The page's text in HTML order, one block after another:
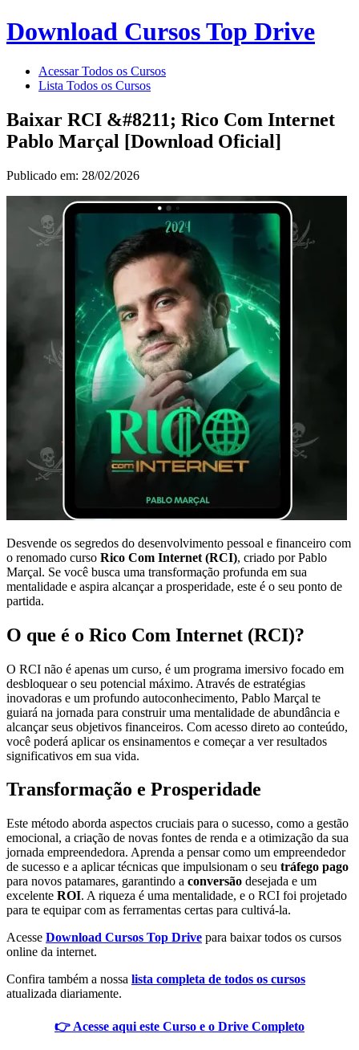
Download Cursos Top Drive
Acessar Todos os Cursos
Lista Todos os Cursos
Baixar RCI &#8211; Rico Com Internet
Pablo Marçal [Download Oficial]
Publicado em: 28/02/2026
Desvende os segredos do desenvolvimento pessoal e financeiro com
o renomado curso Rico Com Internet (RCI), criado por Pablo
Marçal. Se você busca uma transformação profunda em sua
mentalidade e aspira alcançar a prosperidade, este é o seu ponto de
partida.
O que é o Rico Com Internet (RCI)?
O RCI não é apenas um curso, é um programa imersivo focado em
desbloquear o seu potencial máximo. Através de estratégias
inovadoras e um profundo autoconhecimento, Pablo Marçal te
guiará na jornada para construir uma mentalidade de abundância e
alcançar seus objetivos financeiros. Com acesso direto ao conteúdo,
você poderá aplicar os ensinamentos e começar a ver resultados
significativos em sua vida.
Transformação e Prosperidade
Este método aborda aspectos cruciais para o sucesso, como a gestão
emocional, a criação de novas fontes de renda e a otimização da sua
jornada empreendedora. Aprenda a pensar como um empreendedor
de sucesso e a aplicar técnicas que impulsionam o seu tráfego pago
para novos patamares, garantindo a conversão desejada e um
excelente ROI. A riqueza é uma mentalidade, e o RCI foi projetado
para te equipar com as ferramentas certas para cultivá-la.
Acesse Download Cursos Top Drive para baixar todos os cursos
online da internet.
Confira também a nossa lista completa de todos os cursos
atualizada diariamente.
👉 Acesse aqui este Curso e o Drive Completo